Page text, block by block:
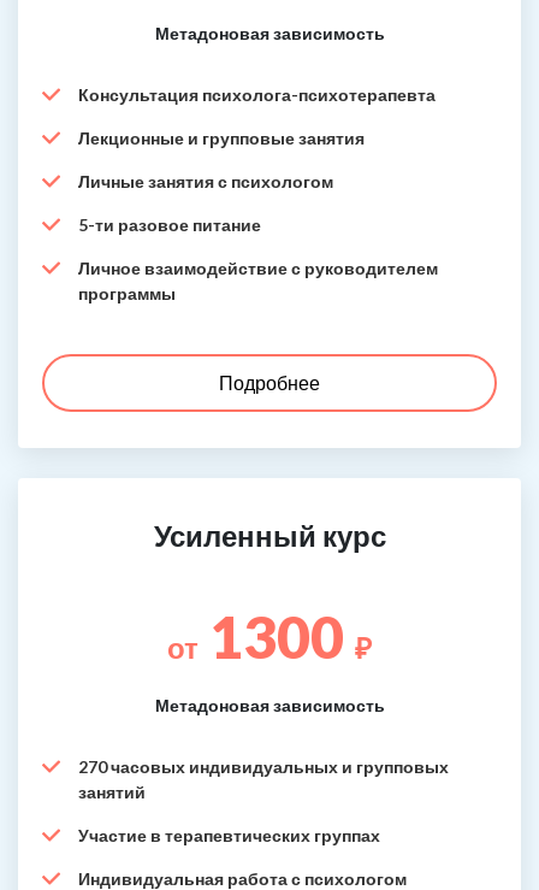
Метадоновая зависимость
Консультация психолога-психотерапевта
Лекционные и групповые занятия
Личные занятия с психологом
5-ти разовое питание
Личное взаимодействие с руководителем
программы
Подробнее
Усиленный курс
от 1300 ₽
Метадоновая зависимость
270 часовых индивидуальных и групповых
занятий
Участие в терапевтических группах
Индивидуальная работа с психологом